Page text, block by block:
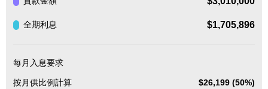
全期利息 $1,705,896
每月入息要求
按月供比例計算 $26,199 (50%)